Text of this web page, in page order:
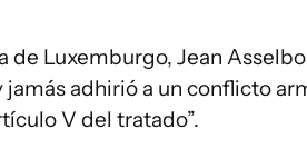
de Luxemburgo, Jean
jamás adhirió a un conflicto
V del tratado”.